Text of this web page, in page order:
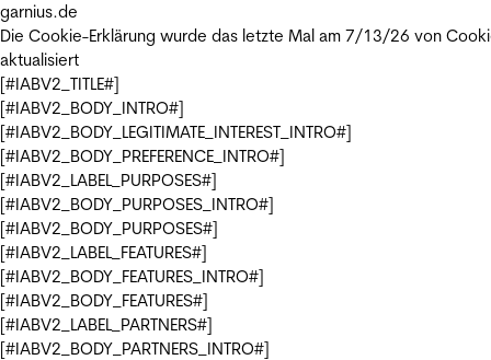
garnius.de
Die Cookie-Erklärung wurde das letzte Mal am 7/13/26 von
aktualisiert
[#IABV2_TITLE#]
[#IABV2_BODY_INTRO#]
[#IABV2_BODY_LEGITIMATE_INTEREST_INTRO#]
[#IABV2_BODY_PREFERENCE_INTRO#]
[#IABV2_LABEL_PURPOSES#]
[#IABV2_BODY_PURPOSES_INTRO#]
[#IABV2_BODY_PURPOSES#]
[#IABV2_LABEL_FEATURES#]
[#IABV2_BODY_FEATURES_INTRO#]
[#IABV2_BODY_FEATURES#]
[#IABV2_LABEL_PARTNERS#]
[#IABV2_BODY_PARTNERS_INTRO#]